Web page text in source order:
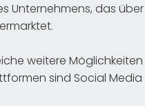
das
weitere
sind Social